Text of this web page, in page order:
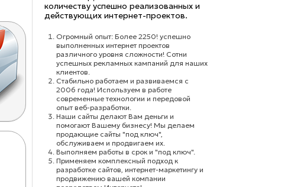
КОМПЛЕКСНЫЙ ИНТЕРНЕТ-МАРКЕТИНГ И
Максимальную эффективность дает не какой-то
количеству успешно реализованных и
действующих интернет-проектов.
Огромный опыт: Более 2250! успешно
выполненных интернет проектов
различного уровня сложности! Сотни
успешных рекламных кампаний для наших
клиентов.
Стабильно работаем и развиваемся с
2006 года! Используем в работе
современные технологии и передовой
опыт веб-разработки.
Наши сайты делают Вам деньги и
помогают Вашему бизнесу! Мы делаем
продающие сайты "под ключ",
обслуживаем и продвигаем их.
Выполняем работы в срок и "под ключ".
Применяем комплексный подход к
разработке сайтов, интернет-маркетингу и
продвижению вашей компании